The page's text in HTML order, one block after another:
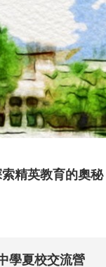
精英教育的奧秘
學夏校交流營